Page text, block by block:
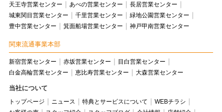
天王寺営業センター
あべの営業センター
長居営業センター
城東関目営業センター
千里営業センター
緑地公園営業センター
豊中営業センター
箕面船場営業センター 神戸甲南営業センター
関東流通事業本部
新宿営業センター 赤坂営業センター
目白営業センター
白金高輪営業センター
恵比寿営業センター 大森営業センター
当社について
トップページ ニュース 特典とサービスについて
WEBチラシ